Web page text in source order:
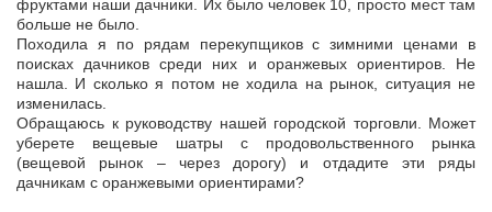
фруктами наши дачники. Их было человек 10, просто мест там
больше не было.
Походила я по рядам перекупщиков с зимними ценами в
поисках дачников среди них и оранжевых ориентиров. Не
нашла. И сколько я потом не ходила на рынок, ситуация не
изменилась.
Обращаюсь к руководству нашей городской торговли. Может
уберете вещевые шатры с продовольственного рынка
(вещевой рынок – через дорогу) и отдадите эти ряды
дачникам с оранжевыми ориентирами?